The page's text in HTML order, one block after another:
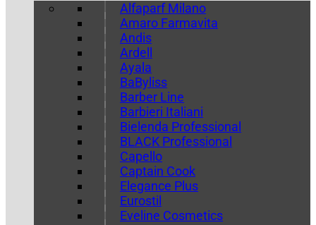
Alfaparf Milano
Amaro Farmavita
Andis
Ardell
Ayala
BaByliss
Barber Line
Barbieri Italiani
Bielenda Professional
BLACK Professional
Capello
Captain Cook
Elegance Plus
Eurostil
Eveline Cosmetics